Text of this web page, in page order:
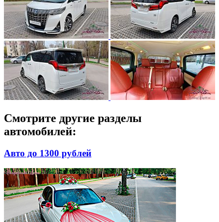
Смотрите другие разделы
автомобилей:
Авто до 1300 рублей